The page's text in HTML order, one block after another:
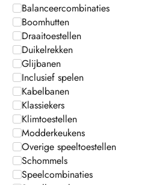
Balanceercombinaties
Boomhutten
Draaitoestellen
Duikelrekken
Glijbanen
Inclusief spelen
Kabelbanen
Klassiekers
Klimtoestellen
Modderkeukens
Overige speeltoestellen
Schommels
Speelcombinaties